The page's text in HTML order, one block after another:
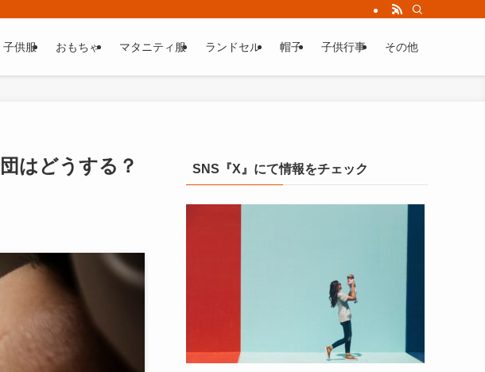
子供服 おもちゃ マタニティ服 ランドセル 帽子 子供行事 その他
はどうする？
SNS『X』にて情報をチェック